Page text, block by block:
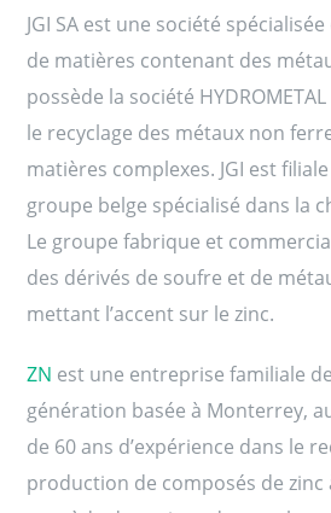
JGI SA est une société
de matières contenant des
possède la société
le recyclage des métaux non
matières complexes. JGI est
groupe belge spécialisé dans la
Le groupe fabrique et
des dérivés de soufre et de
mettant l’accent sur le zinc.
ZN est une entreprise familiale
génération basée à Monterrey,
de 60 ans d’expérience dans le
production de composés de zinc